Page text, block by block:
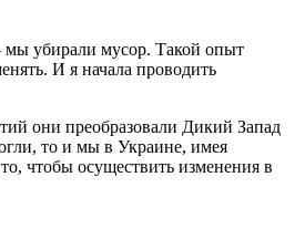
мы убирали мусор. Такой опыт
И я начала проводить
они преобразовали Дикий Запад
то и мы в Украине, имея
чтобы осуществить изменения в